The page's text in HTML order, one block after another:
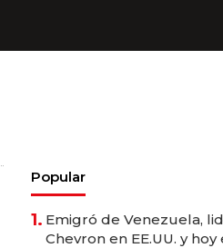
Popular
1. Emigró de Venezuela,
Chevron en EE.UU. y